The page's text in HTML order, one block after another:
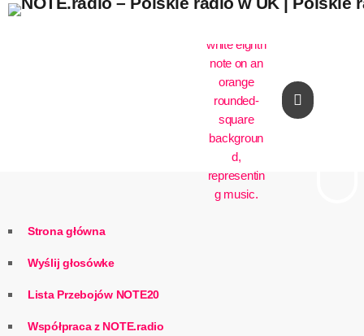
play_arrow
Strona główna
Wyślij głosówke
Lista Przebojów NOTE20
Współpraca z NOTE.radio